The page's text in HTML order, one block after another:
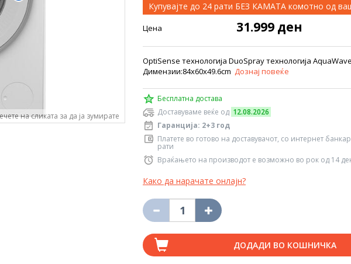
на сликата за да ја зумирате
Купувајте до 24 рати БЕЗ КАМАТА комотно од
Цена 31.999 ден
OptiSense технологија DuoSpray технологија
Димензии:84x60x49.6cm Дознај повеќе
Бесплатна достава
Доставуваме веќе од 12.08.2026
Гаранција: 2+3 год
Платете во готово на доставувачот, со интернет
рати
Враќањето на производот е возможно во рок од 14
Како да нарачате онлајн?
ДОДАДИ ВО КОШНИЧКА